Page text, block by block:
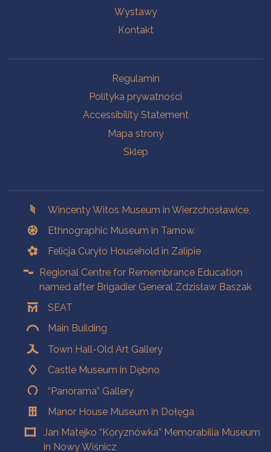
Wystawy
Kontakt
Regulamin
Polityka prywatności
Accessibility Statement
Mapa strony
Sklep
Wincenty Witos Museum in Wierzchosławice,
Ethnographic Museum in Tarnow.
Felicja Curyło Household in Zalipie
Regional Centre for Remembrance Education
named after Brigadier General Zdzisław Baszak
SEAT
Main Building
Town Hall-Old Art Gallery
Castle Museum in Dębno
“Panorama” Gallery
Manor House Museum in Dołęga
Jan Matejko “Koryznówka” Memorabilia Museum
in Nowy Wiśnicz